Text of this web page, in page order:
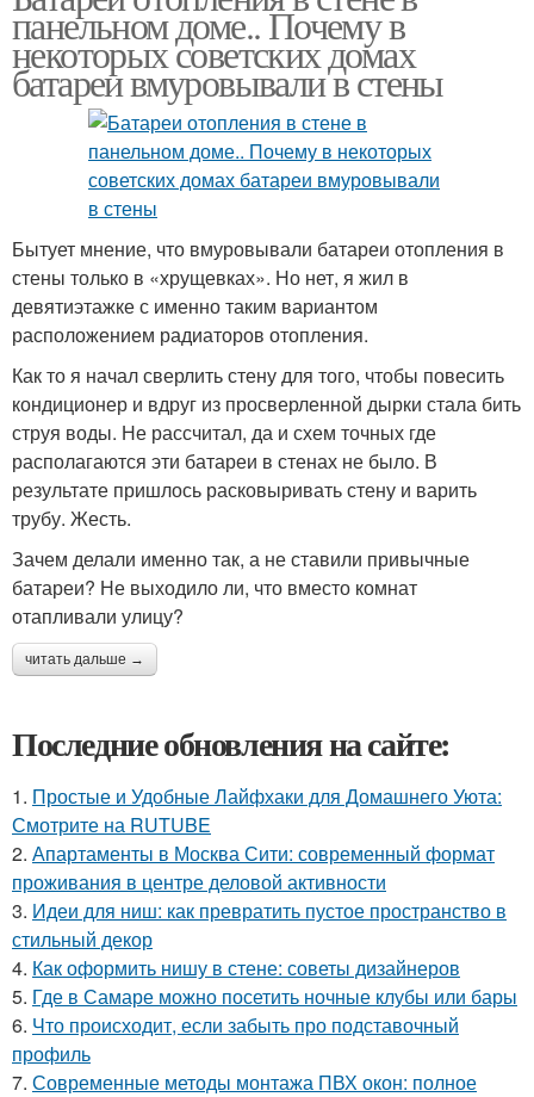
панельном доме.. Почему в
некоторых советских домах
батареи вмуровывали в стены
Бытует мнение, что вмуровывали батареи отопления в
стены только в «хрущевках». Но нет, я жил в
девятиэтажке с именно таким вариантом
расположением радиаторов отопления.
Как то я начал сверлить стену для того, чтобы повесить
кондиционер и вдруг из просверленной дырки стала бить
струя воды. Не рассчитал, да и схем точных где
располагаются эти батареи в стенах не было. В
результате пришлось расковыривать стену и варить
трубу. Жесть.
Зачем делали именно так, а не ставили привычные
батареи? Не выходило ли, что вместо комнат
отапливали улицу?
читать дальше →
Последние обновления на сайте:
1. Простые и Удобные Лайфхаки для Домашнего Уюта:
Смотрите на RUTUBE
2. Апартаменты в Москва Сити: современный формат
проживания в центре деловой активности
3. Идеи для ниш: как превратить пустое пространство в
стильный декор
4. Как оформить нишу в стене: советы дизайнеров
5. Где в Самаре можно посетить ночные клубы или бары
6. Что происходит, если забыть про подставочный
профиль
7. Современные методы монтажа ПВХ окон: полное